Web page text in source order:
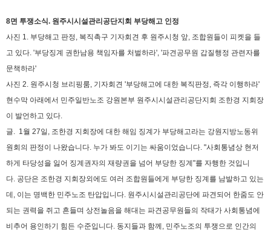
8면 투쟁소식. 원주시시설관리공단지회 부당해고 인정
사진 1. 부당해고 판정, 복직촉구 기자회견 후 원주시청 앞, 조합원들이 피켓을 들
고 있다. '부당징계 권한남용 책임자를 처벌하라', '파견공무원 갑질행정 관련자를
문책하라'
사진 2. 원주시청 브리핑룸, 기자회견 '부당해고에 대한 복직판정, 즉각 이행하라'
현수막 아래에서 민주일반노조 강원본부 원주시시설관리공단지회 조한경 지회장
이 발언하고 있다.
글. 1월 27일, 조한경 지회장에 대한 해임 징계가 부당해고라는 강원지방노동위
원회의 판정이 나왔습니다. 누가 봐도 이기는 싸움이었습니다. "사회통념상 현저
하게 타당성을 잃어 징계권자의 재량권을 넘어 부당한 징계"를 자행한 것입니
다. 공단은 조한경 지회장외에도 여러 조합원들에게 부당한 징계를 남발하고 있는
데, 이는 명백한 민주노조 탄압입니다. 원주시시설관리공단에 파견되어 한줌도 안
되는 권력을 쥐고 흔들며 상전놀음을 해대는 파견공무원들의 작태가 사회통념에
비추어 용인하기 힘든 수준입니다. 동지들과 함께, 민주노조의 투쟁으로 인간의